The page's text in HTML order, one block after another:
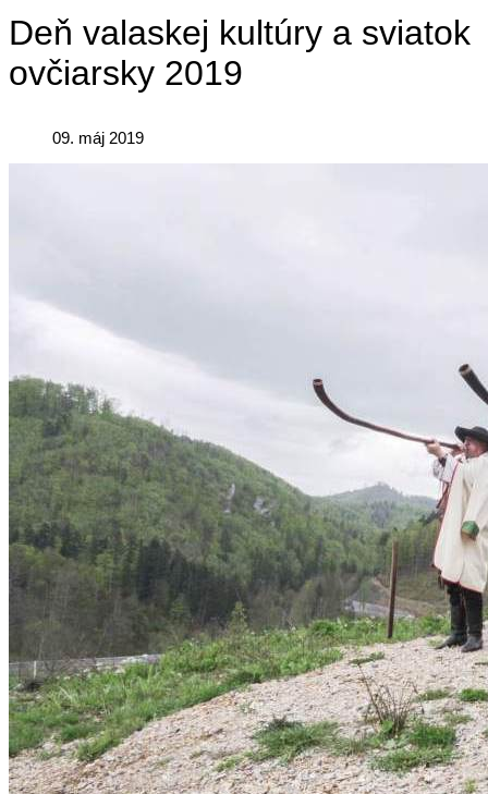
Deň valaskej kultúry a sviatok
ovčiarsky 2019
09. máj 2019